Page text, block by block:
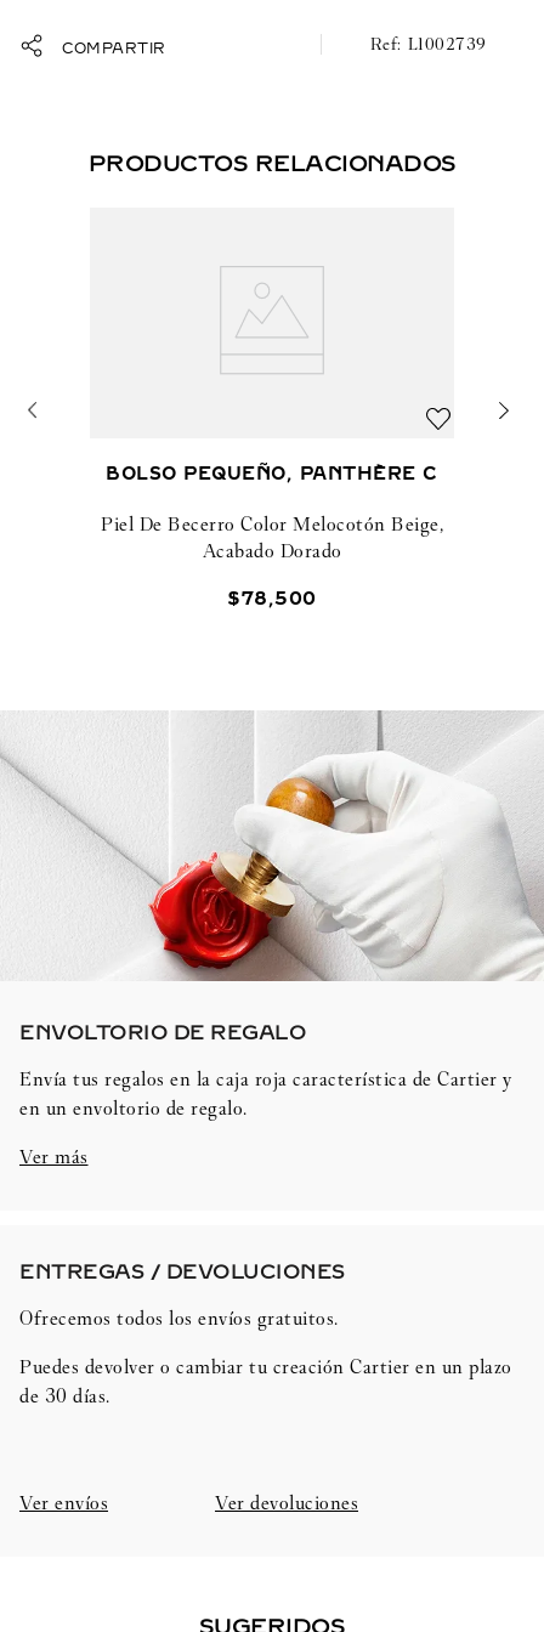
COMPARTIR L1002739
PRODUCTOS RELACIONADOS
BOLSO PEQUEÑO, PANTHÈRE C
Piel De Becerro Color Melocotón Beige,
Acabado Dorado
$78,500
ENVOLTORIO DE REGALO​
Envía tus regalos en la caja roja característica de Cartier y
en un envoltorio de regalo.
Ver más
ENTREGAS / DEVOLUCIONES​
Ofrecemos todos los envíos gratuitos.
Puedes devolver o cambiar tu creación Cartier en un plazo
de 30 días.​
Ver envíos Ver devoluciones